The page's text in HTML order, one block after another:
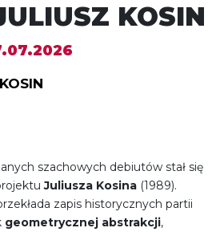
KOSIN
szachowych debiutów stał się
Juliusza Kosina (1989).
zapis historycznych partii
geometrycznej abstrakcji,